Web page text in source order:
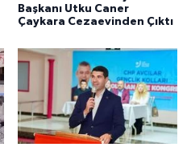
Başkanı Utku Caner
Çaykara Cezaevinden Çıktı